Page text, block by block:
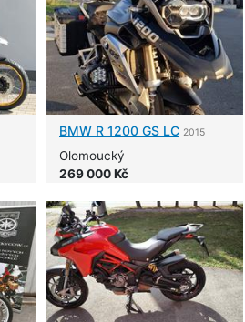
BMW R 1200 GS LC 2015
Olomoucký
269 000 Kč